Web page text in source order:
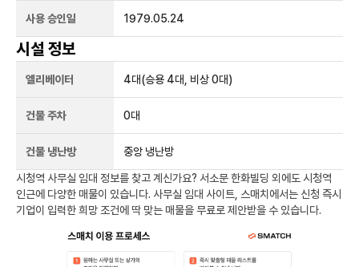
사용 승인일 1979.05.24
시설 정보
엘리베이터 4대(승용 4대, 비상 0대)
건물 주차 0대
건물 냉난방 중앙 냉난방
시청역 사무실 임대 정보를 찾고 계신가요? 서소문 한화빌딩 외에도 시청역
인근에 다양한 매물이 있습니다. 사무실 임대 사이트, 스매치에서는 신청 즉시
기업이 입력한 희망 조건에 딱 맞는 매물을 무료로 제안받을 수 있습니다.